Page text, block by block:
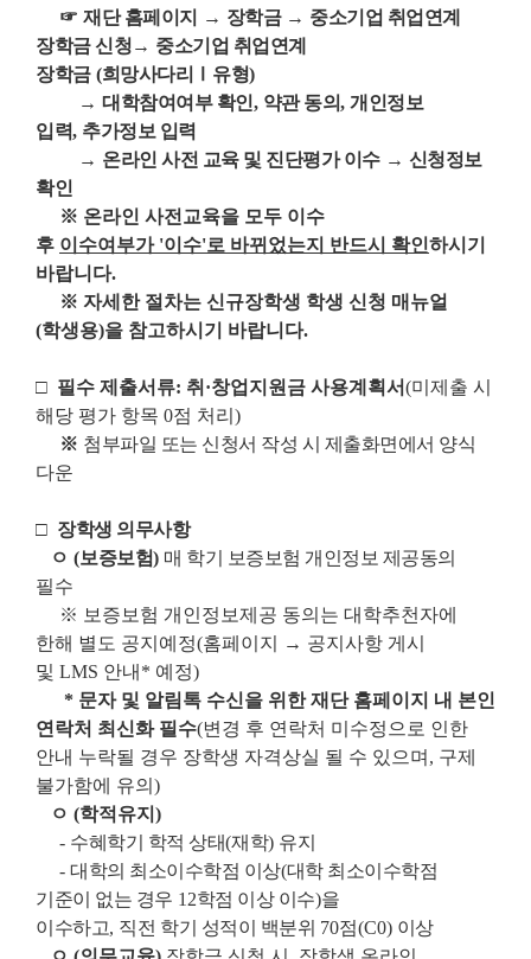
☞ 재단 홈페이지 → 장학금 → 중소기업 취업연계
장학금 신청→ 중소기업 취업연계
장학금(희망사다리 유형)
→ 대학참여여부 확인, 약관 동의, 개인정보
입력, 추가정보 입력
→ 온라인 사전 교육 및 진단평가 이수 → 신청정보
확인
※ 온라인 사전교육을 모두 이수
후 이수여부가'이수'로 바뀌었는지 반드시 확인하시기
바랍니다.
※ 자세한 절차는 신규장학생 학생 신청 매뉴얼
(학생용)을 참고하시기 바랍니다.
□ 필수 제출서류: 취 ·창업지원금 사용계획서(미제출 시
해당 평가 항목 0점 처리 )
※ 첨부파일 또는 신청서 작성 시 제출화면에서 양식
다운
□ 장학생 의무사항
ㅇ (보증보험) 매 학기 보증보험 개인정보 제공동의
필수
※ 보증보험 개인정보제공 동의는 대학추천자에
한해 별도 공지예정(홈페이지 → 공지사항 게시
및 LMS 안내 * 예정)
* 문자 및 알림톡 수신을 위한 재단 홈페이지 내 본인
연락처 최신화 필수(변경 후 연락처 미수정으로 인한
안내 누락될 경우 장학생 자격상실 될 수 있으며 , 구제
불가함에 유의 )
ㅇ (학적유지 )
- 수혜학기 학적 상태(재학) 유지
- 대학의 최소이수학점 이상(대학 최소이수학점
기준이 없는 경우 12학점 이상 이수)을
이수하고, 직전 학기 성적이 백분위 70점(C0) 이상